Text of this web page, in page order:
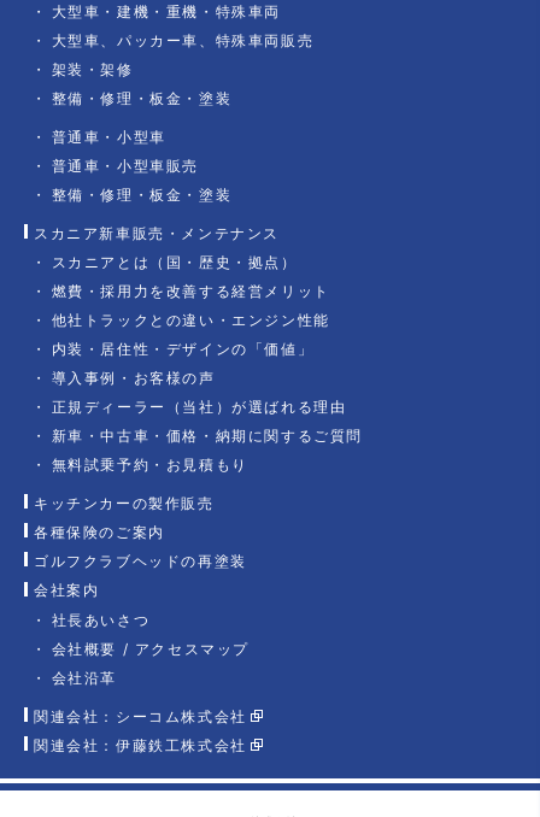
大型車・建機・重機・特殊車両
大型車、パッカー車、特殊車両販売
架装・架修
整備・修理・板金・塗装
普通車・小型車
普通車・小型車販売
整備・修理・板金・塗装
スカニア新車販売・メンテナンス
スカニアとは（国・歴史・拠点）
燃費・採用力を改善する経営メリット
他社トラックとの違い・エンジン性能
内装・居住性・デザインの「価値」
導入事例・お客様の声
正規ディーラー（当社）が選ばれる理由
新車・中古車・価格・納期に関するご質問
無料試乗予約・お見積もり
キッチンカーの製作販売
各種保険のご案内
ゴルフクラブヘッドの再塗装
会社案内
社長あいさつ
会社概要 / アクセスマップ
会社沿革
関連会社：シーコム株式会社
関連会社：伊藤鉄工株式会社